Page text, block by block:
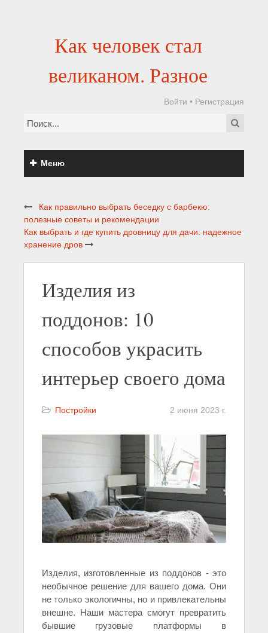
Как человек стал
великаном. Разное
Войти • Регистрация
Меню
Как правильно выбрать беседку с барбекю:
полезные советы и рекомендации
Как выбрать и где купить дровницу для дачи: надежное
хранение дров
Изделия из
поддонов: 10
способов украсить
интерьер своего дома
Постройки 2 июня 2023 г.
Изделия, изготовленные из поддонов - это
необычное решение для вашего дома. Они
не только экологичны, но и привлекательны
внешне. Наши мастера смогут превратить
бывшие грузовые платформы в